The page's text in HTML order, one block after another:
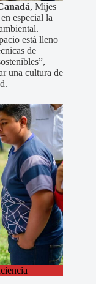
, Mijes
especial la
está lleno
de
una cultura de